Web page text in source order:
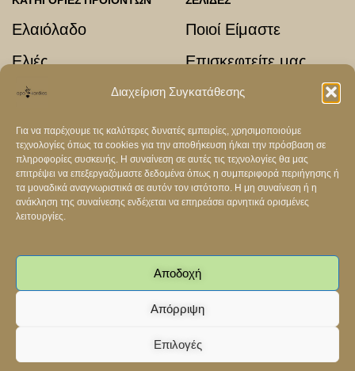
Διαχείριση Συγκατάθεσης
Για να παρέχουμε τις καλύτερες δυνατές εμπειρίες, χρησιμοποιούμε
τεχνολογίες όπως τα cookies για την αποθήκευση ή/και την πρόσβαση σε
πληροφορίες συσκευής. Η συναίνεση σε αυτές τις τεχνολογίες θα μας
επιτρέψει να επεξεργαζόμαστε δεδομένα όπως η συμπεριφορά περιήγησης ή
τα μοναδικά αναγνωριστικά σε αυτόν τον ιστότοπο. Η μη συναίνεση ή η
ανάκληση της συναίνεσης ενδέχεται να επηρεάσει αρνητικά ορισμένες
λειτουργίες.
Αποδοχή
Απόρριψη
Επιλογές
Ελαιόλαδο
Ελιές
Αποξηραμένα φρούτα
Ποιοί Είμαστε
Επισκεφτείτε μας
Τα Άρθρα μας
Επικοινωνία
ΟΡΟΙ & ΠΟΛΙΤΙΚΕΣ
Όροι & Προϋποθέσεις
Πολιτική Cookies
Γραφτείτε στο newsletter μας
0